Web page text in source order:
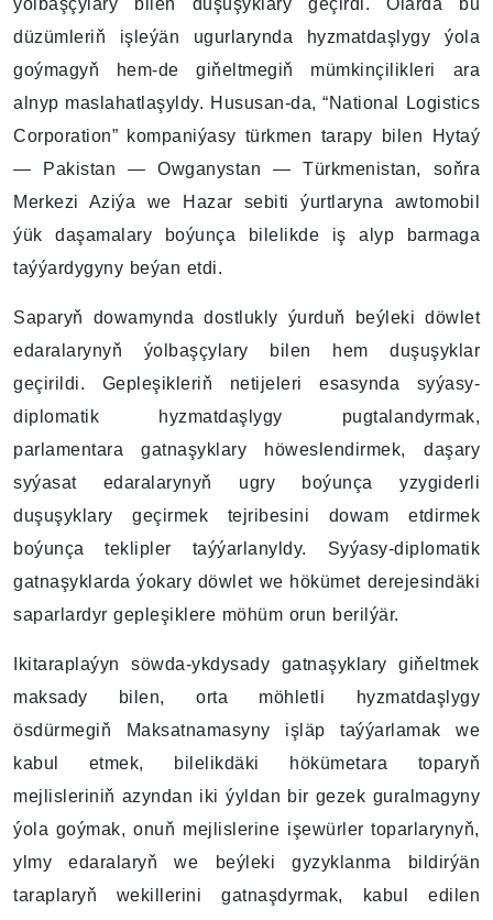
ýolbaşçylary bilen duşuşyklary geçirdi. Olarda bu
düzümleriň işleýän ugurlarynda hyzmatdaşlygy ýola
goýmagyň hem-de giňeltmegiň mümkinçilikleri ara
alnyp maslahatlaşyldy. Hususan-da, “National Logistics
Corporation” kompaniýasy türkmen tarapy bilen Hytaý
— Pakistan — Owganystan — Türkmenistan, soňra
Merkezi Aziýa we Hazar sebiti ýurtlaryna awtomobil
ýük daşamalary boýunça bilelikde iş alyp barmaga
taýýardygyny beýan etdi.
Saparyň dowamynda dostlukly ýurduň beýleki döwlet
edaralarynyň ýolbaşçylary bilen hem duşuşyklar
geçirildi. Gepleşikleriň netijeleri esasynda syýasy-
diplomatik hyzmatdaşlygy pugtalandyrmak,
parlamentara gatnaşyklary höweslendirmek, daşary
syýasat edaralarynyň ugry boýunça yzygiderli
duşuşyklary geçirmek tejribesini dowam etdirmek
boýunça teklipler taýýarlanyldy. Syýasy-diplomatik
gatnaşyklarda ýokary döwlet we hökümet derejesindäki
saparlardyr gepleşiklere möhüm orun berilýär.
Ikitaraplaýyn söwda-ykdysady gatnaşyklary giňeltmek
maksady bilen, orta möhletli hyzmatdaşlygy
ösdürmegiň Maksatnamasyny işläp taýýarlamak we
kabul etmek, bilelikdäki hökümetara toparyň
mejlisleriniň azyndan iki ýyldan bir gezek guralmagyny
ýola goýmak, onuň mejlislerine işewürler toparlarynyň,
ylmy edaralaryň we beýleki gyzyklanma bildirýän
taraplaryň wekillerini gatnaşdyrmak, kabul edilen